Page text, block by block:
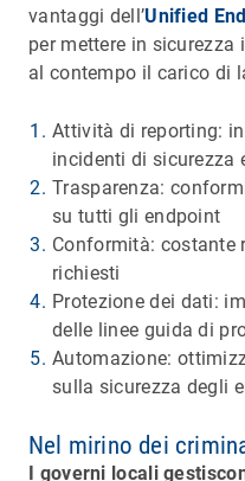
vantaggi dell’Unified
per mettere in
al contempo il carico di
Attività di reporting:
incidenti di sicurezza
Trasparenza:
su tutti gli endpoint
Conformità: costante
richiesti
Protezione dei dati:
delle linee guida di
Automazione:
sulla sicurezza degli
Nel mirino dei
I governi locali